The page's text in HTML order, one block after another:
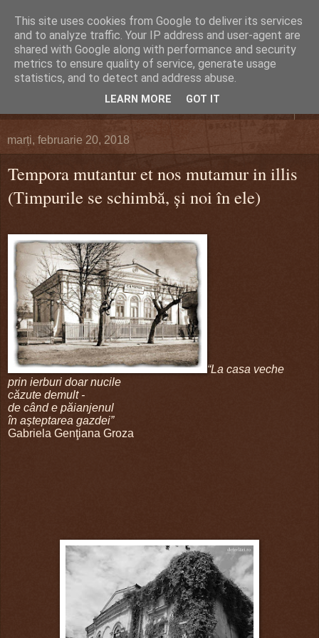
DEFERLĂRI
Despre şi pentru Bacău. Totul la obiect.
marți, februarie 20, 2018
Tempora mutantur et nos mutamur in illis
(Timpurile se schimbă, și noi în ele)
“La casa veche
prin ierburi doar nucile
căzute demult -
de când e păianjenul
în aşteptarea gazdei”
Gabriela Genţiana Groza
This site uses cookies from Google to deliver its services
and to analyze traffic. Your IP address and user-agent are
shared with Google along with performance and security
metrics to ensure quality of service, generate usage
statistics, and to detect and address abuse.
LEARN MORE GOT IT